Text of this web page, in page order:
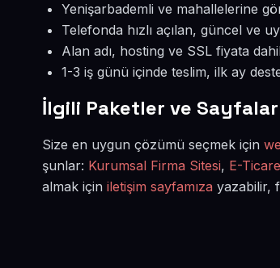
Yenişarbademli ve mahallelerine
Telefonda hızlı açılan, güncel ve
Alan adı, hosting ve SSL fiyata
1-3 iş günü içinde teslim, ilk ay
İlgili Paketler ve Sayfalar
Size en uygun çözümü seçmek için
şunlar: Kurumsal Firma Sitesi, E-
almak için iletişim sayfamıza yazabilir,